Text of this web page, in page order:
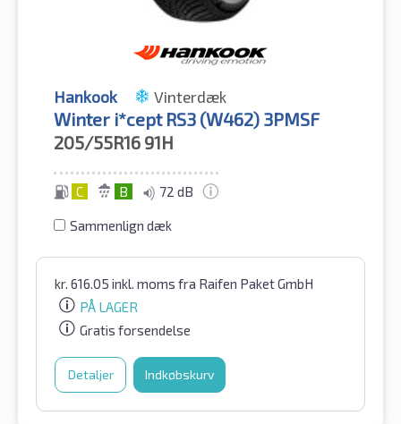
Hankook Vinterdæk
Winter i*cept RS3 (W462) 3PMSF
205/55R16 91H
C B 72 dB
Sammenlign dæk
kr. 616.05 inkl. moms fra Raifen Paket GmbH
PÅ LAGER
Gratis forsendelse
Detaljer Indkøbskurv